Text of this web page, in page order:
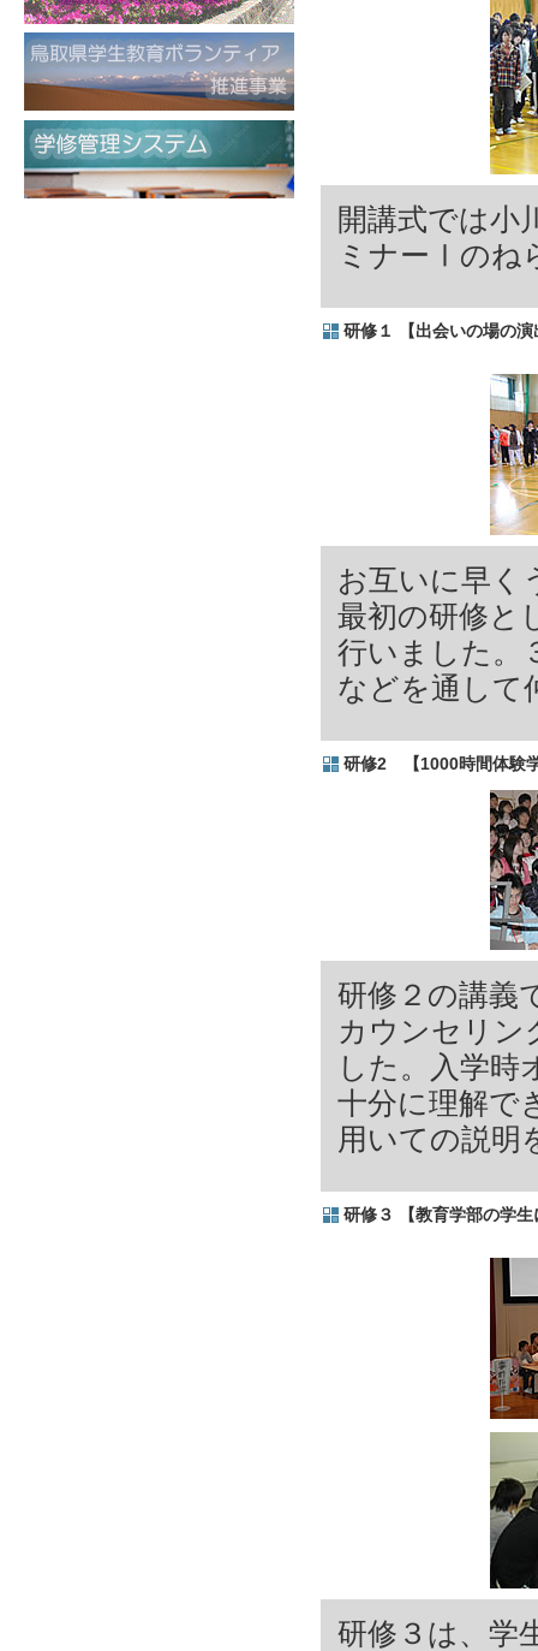
開講式では小
ミナーⅠのね
研修１ 【出会いの場の
お互いに早く
最初の研修と
行いました。
などを通して
研修2 【1000時間体験
研修２の講義
カウンセリン
した。入学時
十分に理解で
用いての説明
研修３ 【教育学部の学
研修３は、学